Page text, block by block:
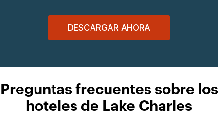
DESCARGAR AHORA
Preguntas frecuentes sobre los
hoteles de Lake Charles